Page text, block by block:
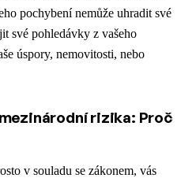
pochybení nemůže uhradit své
své pohledávky z vašeho
úspory, nemovitosti, nebo
rizika: Proč
v souladu se zákonem, vás